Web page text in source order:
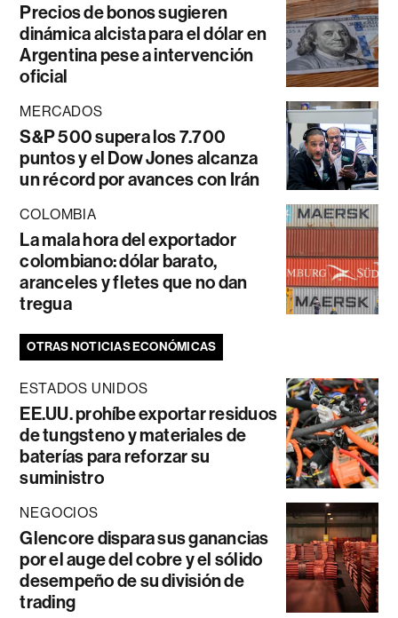
Precios de bonos sugieren
dinámica alcista para el dólar en
Argentina pese a intervención
oficial
MERCADOS
S&P 500 supera los 7.700
puntos y el Dow Jones alcanza
un récord por avances con Irán
COLOMBIA
La mala hora del exportador
colombiano: dólar barato,
aranceles y fletes que no dan
tregua
OTRAS NOTICIAS ECONÓMICAS
ESTADOS UNIDOS
EE.UU. prohíbe exportar residuos
de tungsteno y materiales de
baterías para reforzar su
suministro
NEGOCIOS
Glencore dispara sus ganancias
por el auge del cobre y el sólido
desempeño de su división de
trading